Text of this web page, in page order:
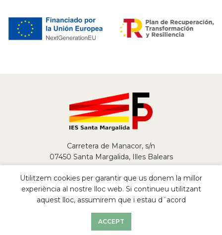
Carretera de Manacor, s/n
07450 Santa Margalida, Illes Balears
Tel.+34 971 784 290
fp@iessantamargalida.org
Política de Privacitat
Utilitzem cookies per garantir que us donem la millor
experiència al nostre lloc web. Si continueu utilitzant
aquest lloc, assumirem que i estau d´acord
ACCEPT